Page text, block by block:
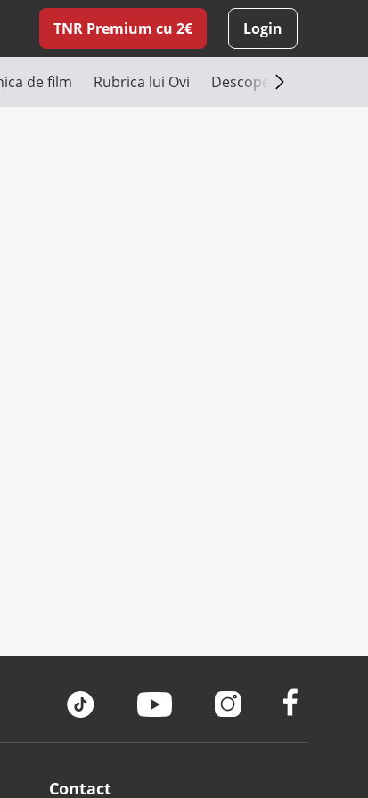
TNR Premium cu 2€ Login
de film Rubrica lui Ovi Descoperă România
Contact